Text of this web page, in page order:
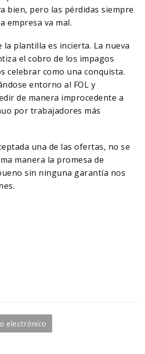
bien, pero las pérdidas siempre
empresa va mal.
plantilla es incierta. La nueva
el cobro de los impagos
celebrar como una conquista.
entorno al FOL y
de manera improcedente a
por trabajadores más
una de las ofertas, no se
manera la promesa de
sin ninguna garantía nos
electrónico